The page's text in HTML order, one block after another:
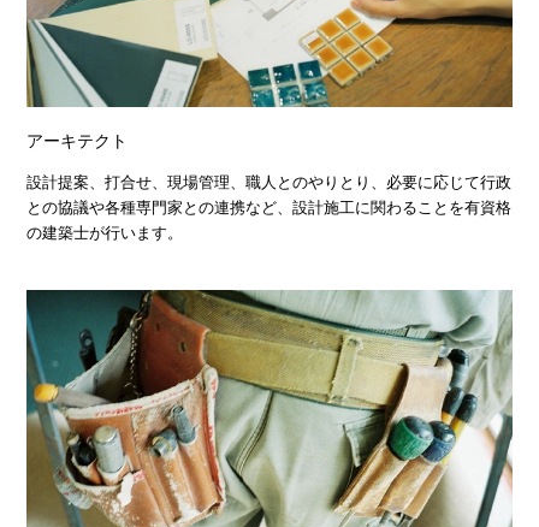
アーキテクト
設計提案、打合せ、現場管理、職人とのやりとり、必要に応じて行政
との協議や各種専門家との連携など、設計施工に関わることを有資格
の建築士が行います。